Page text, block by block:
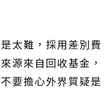
太難，採用差別費
源來自回收基金，
要擔心外界質疑是